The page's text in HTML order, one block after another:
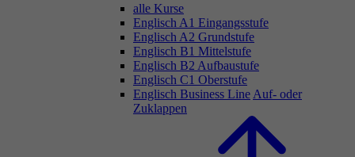
alle Kurse
Englisch A1 Eingangsstufe
Englisch A2 Grundstufe
Englisch B1 Mittelstufe
Englisch B2 Aufbaustufe
Englisch C1 Oberstufe
Englisch Business Line Auf- oder
Zuklappen